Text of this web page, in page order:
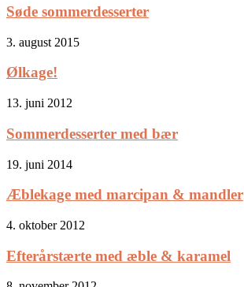
Søde sommerdesserter
3. august 2015
Ølkage!
13. juni 2012
Sommerdesserter med bær
19. juni 2014
Æblekage med marcipan & mandler
4. oktober 2012
Efterårstærte med æble & karamel